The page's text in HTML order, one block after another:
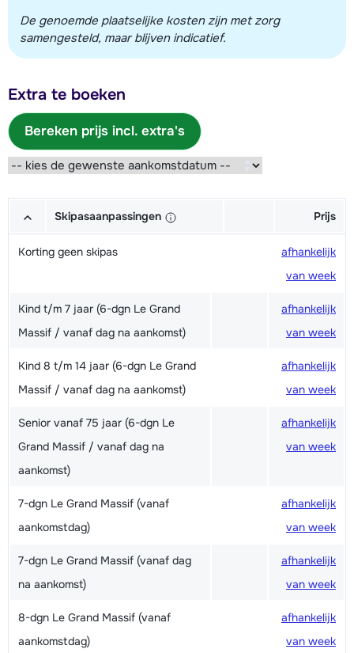
De genoemde plaatselijke kosten zijn met zorg
samengesteld, maar blijven indicatief.
Extra te boeken
Bereken prijs incl. extra's
Skipasaanpassingen Prijs
Korting geen skipas
afhankelijk
van week
Kind t/m 7 jaar (6-dgn Le Grand
Massif / vanaf dag na aankomst)
afhankelijk
van week
Kind 8 t/m 14 jaar (6-dgn Le Grand
Massif / vanaf dag na aankomst)
afhankelijk
van week
Senior vanaf 75 jaar (6-dgn Le
Grand Massif / vanaf dag na
aankomst)
afhankelijk
van week
7-dgn Le Grand Massif (vanaf
aankomstdag)
afhankelijk
van week
7-dgn Le Grand Massif (vanaf dag
na aankomst)
afhankelijk
van week
8-dgn Le Grand Massif (vanaf
aankomstdag)
afhankelijk
van week